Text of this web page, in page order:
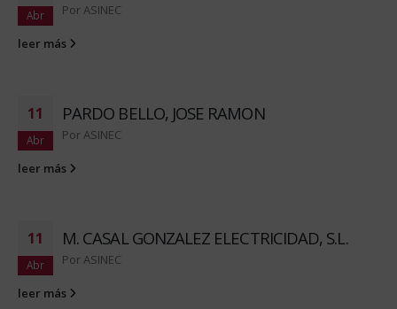
Abr Por ASINEC
leer más
11
Abr
PARDO BELLO, JOSE RAMON
PorASINEC
leer más
11
Abr
M. CASAL GONZALEZ ELECTRICIDAD, S.L.
PorASINEC
leer más